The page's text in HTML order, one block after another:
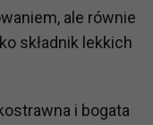
ale równie
składnik lekkich
i bogata